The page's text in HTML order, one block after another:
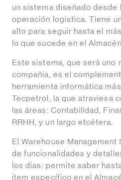
un sistema diseñado desde
operación logística. Tiene
alto para seguir hasta el
lo que sucede en el
Este sistema, que será uno
compañía, es el
herramienta informática
Tecpetrol, la que atraviesa
las áreas: Contabilidad,
RRHH, y un largo etcétera.
El Warehouse
de funcionalidades y
los días: permite saber
ítem específico en el